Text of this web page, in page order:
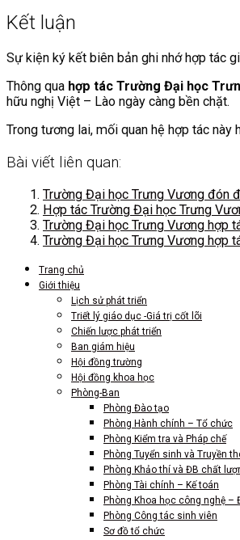
Kết luận
Sự kiện ký kết biên bản ghi nhớ hợp tác
Thông qua hợp tác Trường Đại học
hữu nghị Việt – Lào ngày càng bền chặt.
Trong tương lai, mối quan hệ hợp tác
Bài viết liên quan:
Trường Đại học Trưng Vương đón
Hợp tác Trường Đại học Trưng
Trường Đại học Trưng Vương hợp
Trường Đại học Trưng Vương hợp
Trang chủ
Giới thiệu
Lịch sử phát triển
Triết lý giáo dục -Giá trị cốt lõi
Chiến lược phát triển
Ban giám hiệu
Hội đồng trường
Hội đồng khoa học
Phòng-Ban
Phòng Đào tạo
Phòng Hành chính – Tổ chức
Phòng Kiểm tra và Pháp chế
Phòng Tuyển sinh và Truyền
Phòng Khảo thí và ĐB chất
Phòng Tài chính – Kế toán
Phòng Khoa học công nghệ
Phòng Công tác sinh viên
Sơ đồ tổ chức